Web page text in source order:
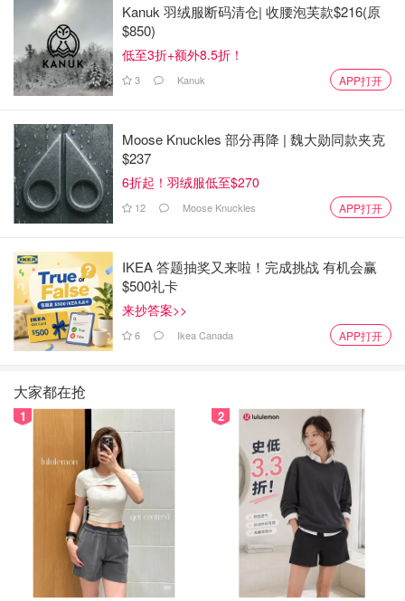
Kanuk 羽绒服断码清仓| 收腰泡芙款$216(原
$850)
低至3折+额外8.5折！
3 Kanuk APP打开
Moose Knuckles 部分再降 | 魏大勋同款夹克
$237
6折起！羽绒服低至$270
12 Moose Knuckles APP打开
IKEA 答题抽奖又来啦！完成挑战 有机会赢
$500礼卡
来抄答案>>
6 Ikea Canada APP打开
大家都在抢
1 2